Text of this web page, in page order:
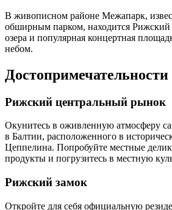
В живописном районе Межапарк,
обширным парком, находится Рижский
озера и популярная концертная
небом.
Рижский центральный рынок
Окунитесь в оживленную атмосферу
в Балтии, расположенного в
Цеппелина. Попробуйте местные
продукты и погрузитесь в местную
Рижский замок
Откройте для себя официальную